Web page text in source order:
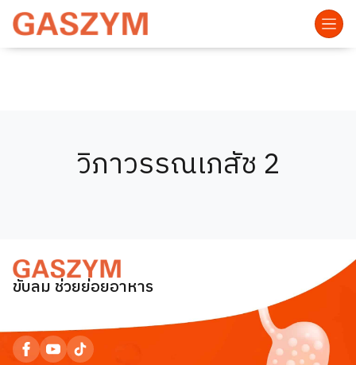
วิภาวรรณเภสัช 2
ขับลม ช่วยย่อยอาหาร